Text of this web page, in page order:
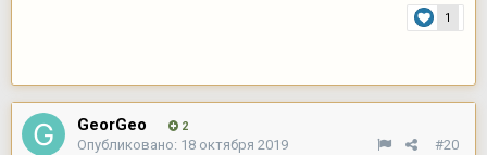
1
GeorGeo 2
#20
Опубликовано: 18 октября 2019